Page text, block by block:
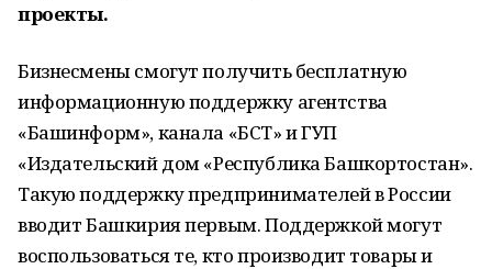
проекты.
Бизнесмены смогут получить бесплатную
информационную поддержку агентства
«Башинформ», канала «БСТ» и ГУП
«Издательский дом «Республика Башкортостан».
Такую поддержку предпринимателей в России
вводит Башкирия первым. Поддержкой могут
воспользоваться те, кто производит товары и